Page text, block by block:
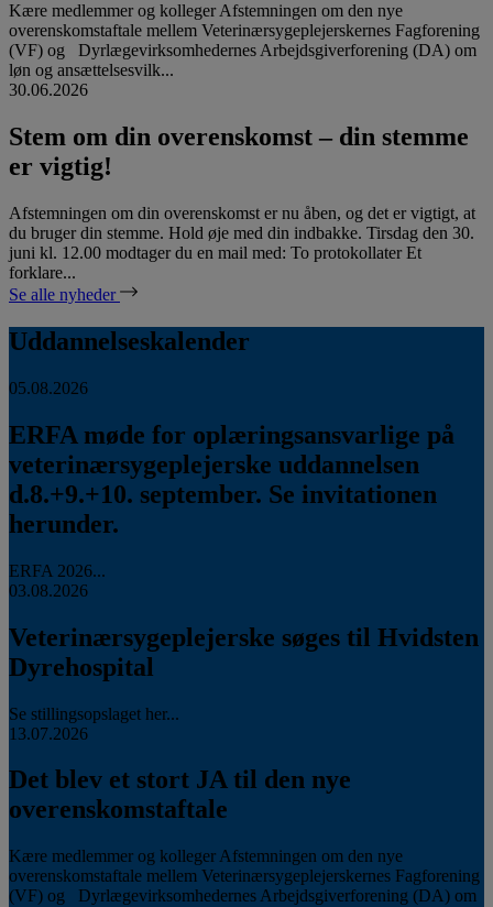
Kære medlemmer og kolleger Afstemningen om den nye
overenskomstaftale mellem Veterinærsygeplejerskernes Fagforening
(VF) og Dyrlægevirksomhedernes Arbejdsgiverforening (DA) om
løn og ansættelsesvilk...
30.06.2026
Stem om din overenskomst – din stemme
er vigtig!
Afstemningen om din overenskomst er nu åben, og det er vigtigt, at
du bruger din stemme. Hold øje med din indbakke. Tirsdag den 30.
juni kl. 12.00 modtager du en mail med: To protokollater Et
forklare...
Se alle nyheder
Uddannelseskalender
05.08.2026
ERFA møde for oplæringsansvarlige på
veterinærsygeplejerske uddannelsen
d.8.+9.+10. september. Se invitationen
herunder.
ERFA 2026...
03.08.2026
Veterinærsygeplejerske søges til Hvidsten
Dyrehospital
Se stillingsopslaget her...
13.07.2026
Det blev et stort JA til den nye
overenskomstaftale
Kære medlemmer og kolleger Afstemningen om den nye
overenskomstaftale mellem Veterinærsygeplejerskernes Fagforening
(VF) og Dyrlægevirksomhedernes Arbejdsgiverforening (DA) om